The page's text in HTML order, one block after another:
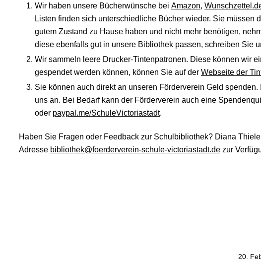
Wir haben unsere Bücherwünsche bei Amazon,
Listen finden sich unterschiedliche Bücher wieder. Sie
gutem Zustand zu Hause haben und nicht mehr benötigen,
diese ebenfalls gut in unsere Bibliothek passen, schreiben Sie
Wir sammeln leere Drucker-Tintenpatronen. Diese können wir
gespendet werden können, können Sie auf der Webseite der
Sie können auch direkt an unseren Förderverein Geld
uns an. Bei Bedarf kann der Förderverein auch eine
oder paypal.me/SchuleVictoriastadt.
Haben Sie Fragen oder Feedback zur Schulbibliothek? Diana
Adresse bibliothek@foerderverein-schule-victoriastadt.de zur
20.